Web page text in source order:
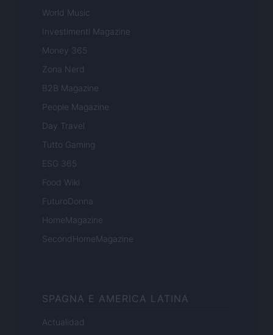
World Music
Investimenti Magazine
Money 365
Zona Nerd
B2B Magazine
People Magazine
Day Travel
Tutto Gaming
ESG 365
Food Wiki
FuturoDonna
HomeMagazine
SecondHomeMagazine
SPAGNA E AMERICA LATINA
Actualidad